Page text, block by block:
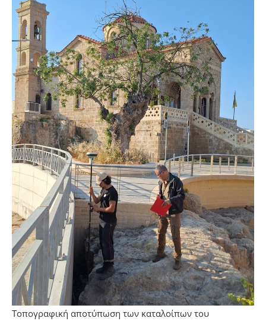
Τοπογραφική αποτύπωση των καταλοίπων του